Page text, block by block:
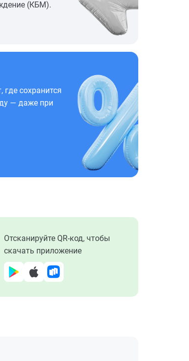
(КБМ).
сохранится
— даже при
Отсканируйте QR-код, чтобы
скачать приложение